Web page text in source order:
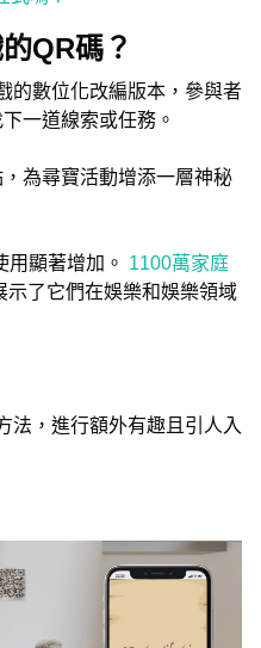
QR碼？
的數位化改編版本，參與者
一道線索或任務。
為尋寶活動增添一層神秘
用顯著增加。 1100萬家庭
了它們在娛樂和娛樂領域
法，進行額外有趣且引人入